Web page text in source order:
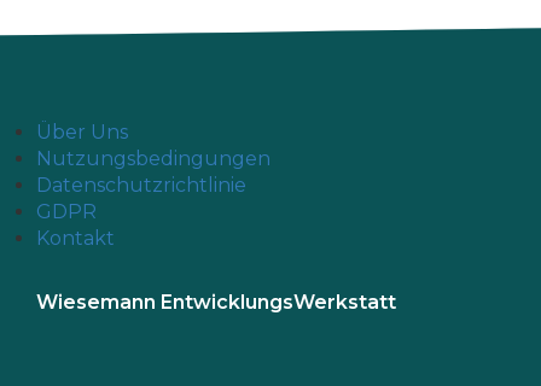
Über Uns
Nutzungsbedingungen
Datenschutzrichtlinie
GDPR
Kontakt
Wiesemann EntwicklungsWerkstatt